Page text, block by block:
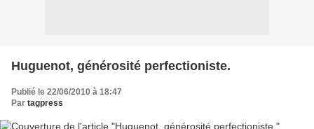
Huguenot, générosité perfectioniste.
Publié le 22/06/2010 à 18:47
Par tagpress